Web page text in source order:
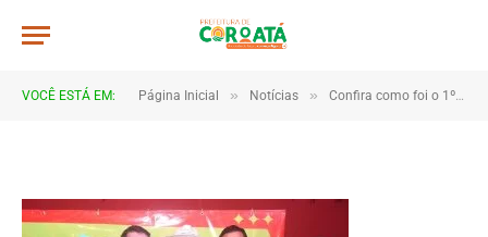
VOCÊ ESTÁ EM: Página Inicial » Notícias » Confira como foi o 1º dia do Carnaval de Coroatá
JWR_8250